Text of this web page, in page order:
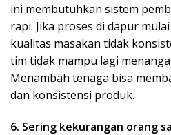
ini membutuhkan sistem
rapi. Jika proses di dapur
kualitas masakan tidak
tim tidak mampu lagi
Menambah tenaga bisa
dan konsistensi produk.
6. Sering kekurangan orang